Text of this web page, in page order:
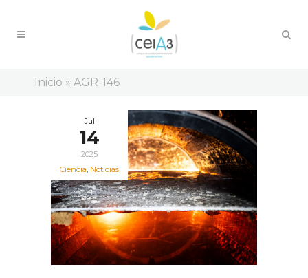
Inicio » AGR-146
Jul
14
2025
Ciencia, Noticias